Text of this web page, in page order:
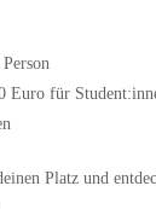
Euro für
Platz und